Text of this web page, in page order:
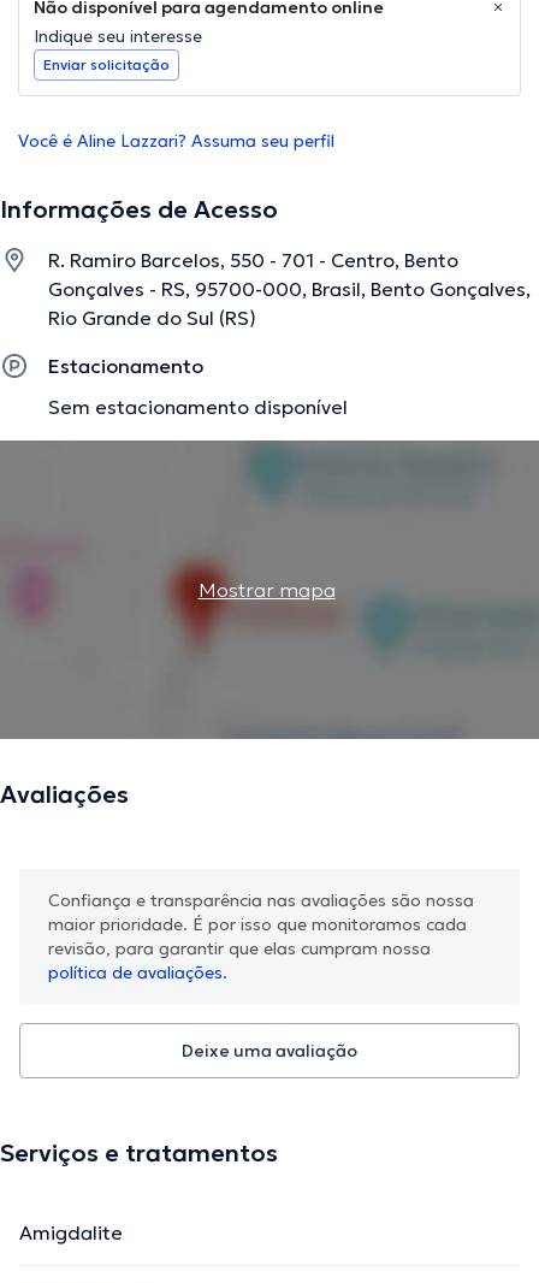
Não disponível para agendamento online
Indique seu interesse
Enviar solicitação
Você é Aline Lazzari? Assuma seu perfil
Informações de Acesso
R. Ramiro Barcelos, 550 - 701 - Centro, Bento
Gonçalves - RS, 95700-000, Brasil, Bento Gonçalves,
Rio Grande do Sul (RS)
Estacionamento
Sem estacionamento disponível
Mostrar mapa
Avaliações
Confiança e transparência nas avaliações são nossa
maior prioridade. É por isso que monitoramos cada
revisão, para garantir que elas cumpram nossa
política de avaliações.
Deixe uma avaliação
Serviços e tratamentos
Amigdalite